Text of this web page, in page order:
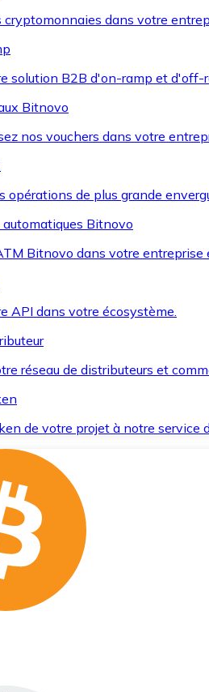
cryptomonnaies dans votre
solution B2B d'on-ramp et
Bitnovo
nos vouchers dans votre
opérations de plus grande
Bitnovo
Bitnovo dans votre
API dans votre écosystème.
réseau de distributeurs et
de votre projet à notre service